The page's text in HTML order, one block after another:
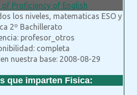
Proficiency of English
los niveles, matematicas ESO y
2º Bachillerato
profesor_otros
completa
nuestra base: 2008-08-29
que imparten Fisica: